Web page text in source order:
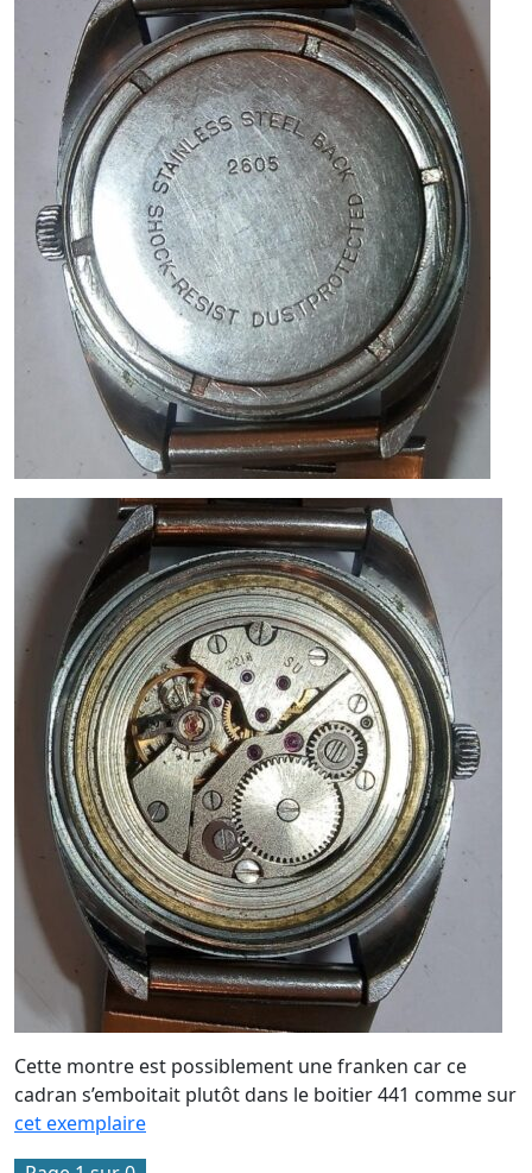
Cette montre est possiblement une franken car ce
cadran s’emboitait plutôt dans le boitier 441 comme sur
cet exemplaire